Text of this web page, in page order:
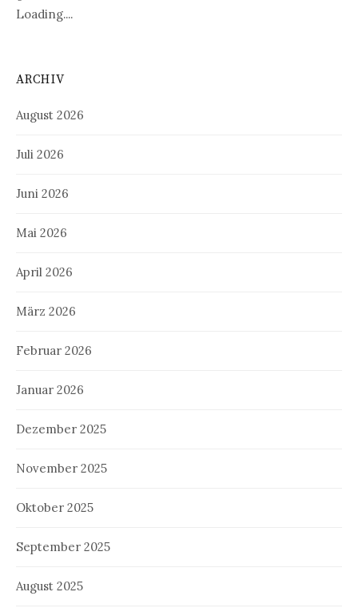
Loading....
ARCHIV
August 2026
Juli 2026
Juni 2026
Mai 2026
April 2026
März 2026
Februar 2026
Januar 2026
Dezember 2025
November 2025
Oktober 2025
September 2025
August 2025